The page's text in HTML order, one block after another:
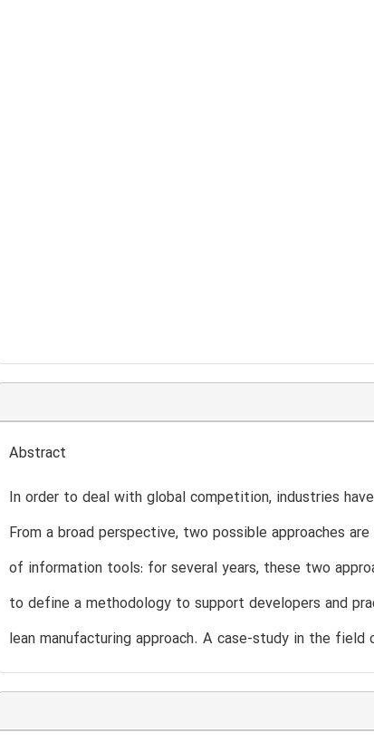
Abstract
In order to deal with global competition, industries
From a broad perspective, two possible approaches
of information tools: for several years, these two
to define a methodology to support developers and
lean manufacturing approach. A case-study in the